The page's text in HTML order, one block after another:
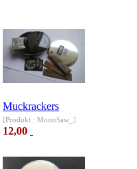
Muckrackers
[Produkt : MonoSaw_]
12,00